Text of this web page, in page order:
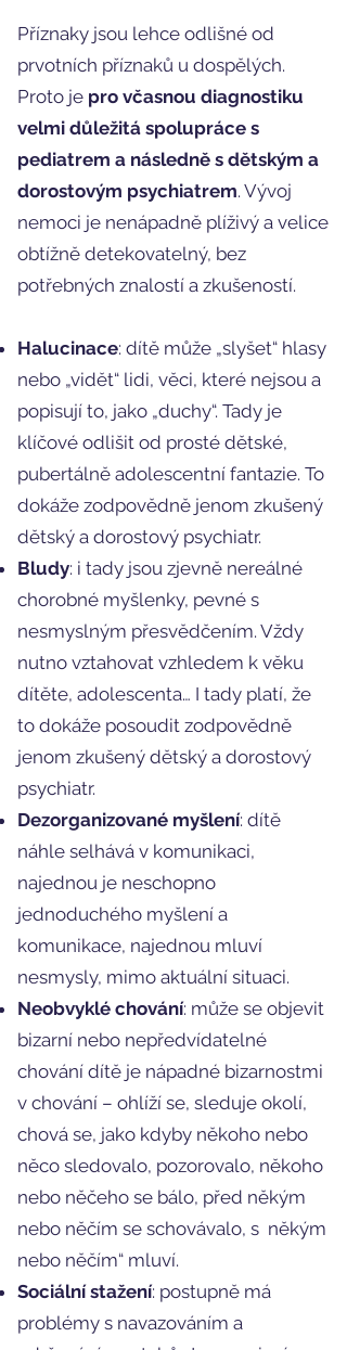
Příznaky jsou lehce odlišné od
prvotních příznaků u dospělých.
Proto je pro včasnou diagnostiku
velmi důležitá spolupráce s
pediatrem a následně s dětským a
dorostovým psychiatrem. Vývoj
nemoci je nenápadně plíživý a velice
obtížně detekovatelný, bez
potřebných znalostí a zkušeností.
Halucinace: dítě může „slyšet“ hlasy
nebo „vidět“ lidi, věci, které nejsou a
popisují to, jako „duchy“. Tady je
klíčové odlišit od prosté dětské,
pubertálně adolescentní fantazie. To
dokáže zodpovědně jenom zkušený
dětský a dorostový psychiatr.
Bludy: i tady jsou zjevně nereálné
chorobné myšlenky, pevné s
nesmyslným přesvědčením. Vždy
nutno vztahovat vzhledem k věku
dítěte, adolescenta… I tady platí, že
to dokáže posoudit zodpovědně
jenom zkušený dětský a dorostový
psychiatr.
Dezorganizované myšlení: dítě
náhle selhává v komunikaci,
najednou je neschopno
jednoduchého myšlení a
komunikace, najednou mluví
nesmysly, mimo aktuální situaci.
Neobvyklé chování: může se objevit
bizarní nebo nepředvídatelné
chování dítě je nápadné bizarnostmi
v chování – ohlíží se, sleduje okolí,
chová se, jako kdyby někoho nebo
něco sledovalo, pozorovalo, někoho
nebo něčeho se bálo, před někým
nebo něčím se schovávalo, s někým
nebo něčím“ mluví.
Sociální stažení: postupně má
problémy s navazováním a